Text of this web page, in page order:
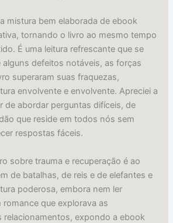
mistura bem elaborada de ebook
tornando o livro ao mesmo tempo
É uma leitura refrescante que se
alguns defeitos notáveis, as forças
superaram suas fraquezas,
envolvente e envolvente. Apreciei a
de abordar perguntas difíceis, de
que reside em todos nós sem
respostas fáceis.
sobre trauma e recuperação é ao
de batalhas, de reis e de elefantes e
poderosa, embora nem ler
romance que explorava as
relacionamentos, expondo a ebook